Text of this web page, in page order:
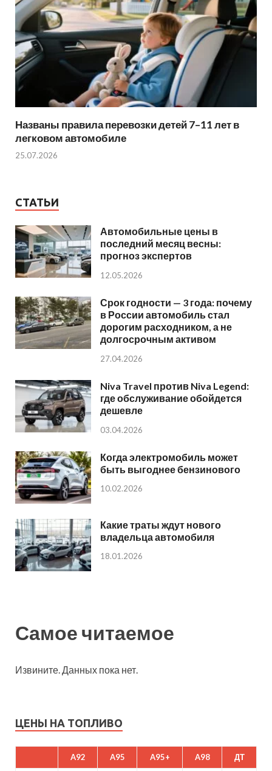
Названы правила перевозки детей 7–11 лет в
легковом автомобиле
25.07.2026
СТАТЬИ
Автомобильные цены в
последний месяц весны:
прогноз экспертов
12.05.2026
Срок годности — 3 года: почему
в России автомобиль стал
дорогим расходником, а не
долгосрочным активом
27.04.2026
Niva Travel против Niva Legend:
где обслуживание обойдется
дешевле
03.04.2026
Когда электромобиль может
быть выгоднее бензинового
10.02.2026
Какие траты ждут нового
владельца автомобиля
18.01.2026
Самое читаемое
Извините. Данных пока нет.
ЦЕНЫ НА ТОПЛИВО
A92 A95 A95+ A98 ДТ